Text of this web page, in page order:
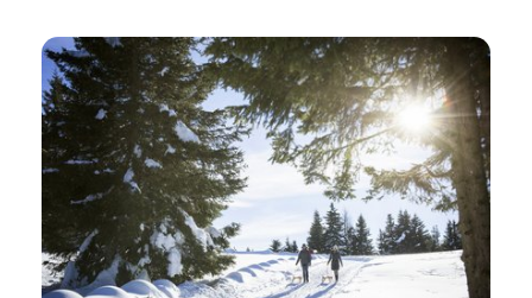
godersi una rilassante giornata all’aria aperta: laroggia di
Marlengoe lacascata di Parcinescon il suo
straordinario clima curativo.